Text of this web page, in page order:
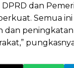
DPRD dan
Semua
dan